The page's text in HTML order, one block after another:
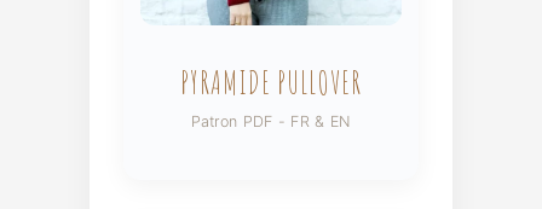
PYRAMIDE PULLOVER
Patron PDF - FR & EN